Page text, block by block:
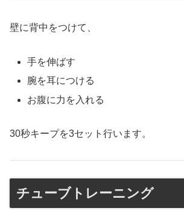
壁に背中をつけて、
手を伸ばす
腕を耳につける
お腹に力を入れる
30秒キープを3セット行います。
チューブトレーニング